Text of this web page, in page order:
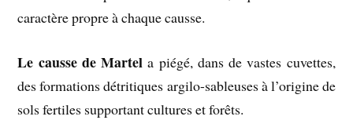
caractère propre à chaque causse.
Le causse de Martel a piégé, dans de vastes cuvettes,
des formations détritiques argilo-sableuses à l’origine de
sols fertiles supportant cultures et forêts.